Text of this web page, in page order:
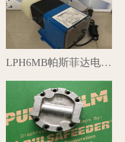
联系我们
LPH6MB帕斯菲达电磁隔膜计量泵